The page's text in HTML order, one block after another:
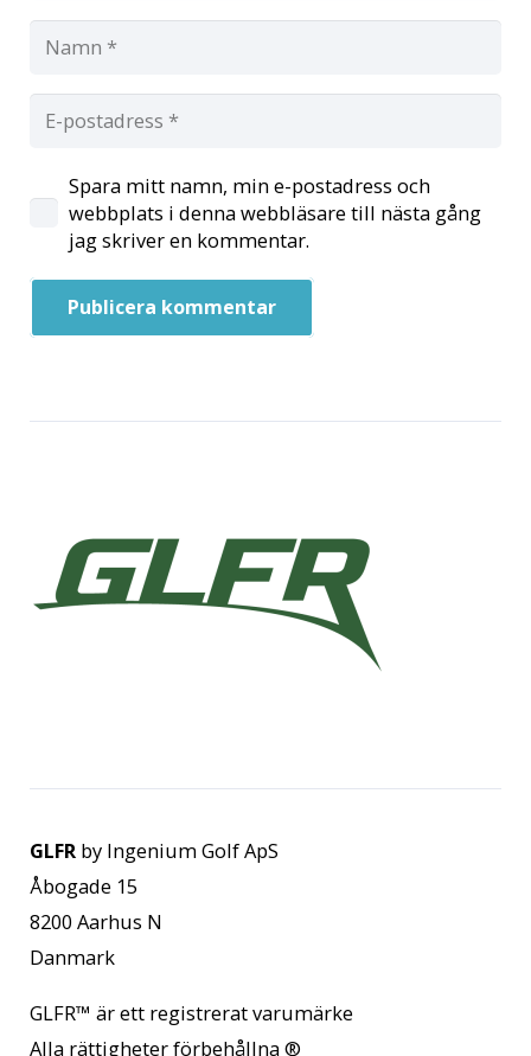
Spara mitt namn, min e-postadress och
webbplats i denna webbläsare till nästa gång
jag skriver en kommentar.
Publicera kommentar
GLFRby Ingenium Golf ApS
Åbogade 15
8200 Aarhus N
Danmark
GLFR™ är ett registrerat varumärke
Alla rättigheter förbehållna®